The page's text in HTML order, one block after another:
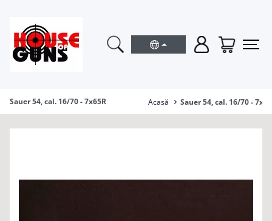
Sauer 54, cal. 16/70 - 7x65R Acasă Sauer 54, cal. 16/70 -